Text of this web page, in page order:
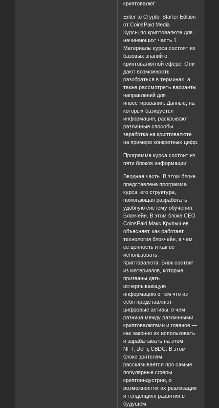
криптовалют.
Enter to Crypto: Starter Edition
от CoinsPaid Media
Курсы по криптовалюте для
начинающих: часть 1
Материалы курса состоят из
базовых знаний о
криптовалютной сфере. Они
дают возможность
разобраться в терминах, а
также рассмотреть варианты
направлений для
инвестирования. Данные, на
которых базируется
информация, раскрывают
различные способы
заработка на криптовалюте
на примере конкретных цифр.
Программа курса состоит из
пяти блоков информации:
Вводная часть. В этом блоке
представлена программа
курса, его структура,
помогающая разработать
удобную систему обучения.
Блокчейн. В этом блоке CEO
CoinsPaid Макс Крупышев
объясняет, как работает
технология блокчейн, в чем
ее ценность и как ее
использовать.
Криптовалюта. Блок состоит
из материалов, которые
призваны дать
исчерпывающую
информацию о том что из
себя представляют
цифровые активы, в чем
разница между различными
криптовалютами и главное —
как законно их использовать
и зарабатывать на этом.
NFT, DeFi, CBDC. В этом
блоке зрителям
рассказывается про самые
популярные сферы
криптоиндустрии, о
возможностях их реализации
и тенденциях развития в
будущем.